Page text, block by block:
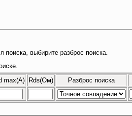
поиска, выбирите разброс поиска.
max(A) Rds(Ом) Разброс поиска